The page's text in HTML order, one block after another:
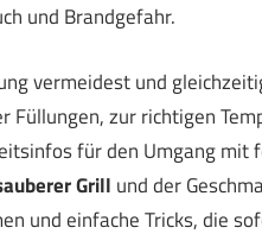
und Brandgefahr.
vermeidest und
zur richtigen
für den Umgang
Grill und der
und einfache Tricks, die